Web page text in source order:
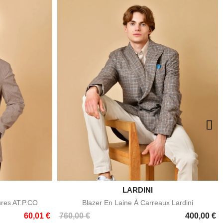
AT.P.CO
60,01 €
Aperçu rapide
LARDINI
Blazer En Laine À Carreaux Lardini
760,00 € 400,00 €
Prix